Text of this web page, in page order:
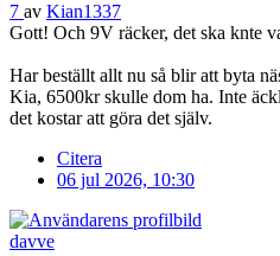
7 av Kian1337
Gott! Och 9V räcker, det ska knte
Har beställt allt nu så blir att byta
Kia, 6500kr skulle dom ha. Inte
det kostar att göra det själv.
Citera
06 jul 2026, 10:30
davve